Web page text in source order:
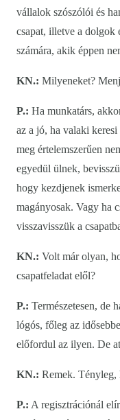
vállalok szószólói és
csapat, illetve a dolgok
számára, akik éppen
KN.: Milyeneket?
P.: Ha munkatárs,
az a jó, ha valaki
meg értelemszerűen
egyedül ülnek,
hogy kezdjenek
magányosak. Vagy ha
visszavisszük a
KN.: Volt már olyan,
csapatfeladat elől?
P.: Természetesen, de
lógós, főleg az
előfordul az ilyen. De
KN.: Remek. Tényleg,
P.: A regisztrációnál